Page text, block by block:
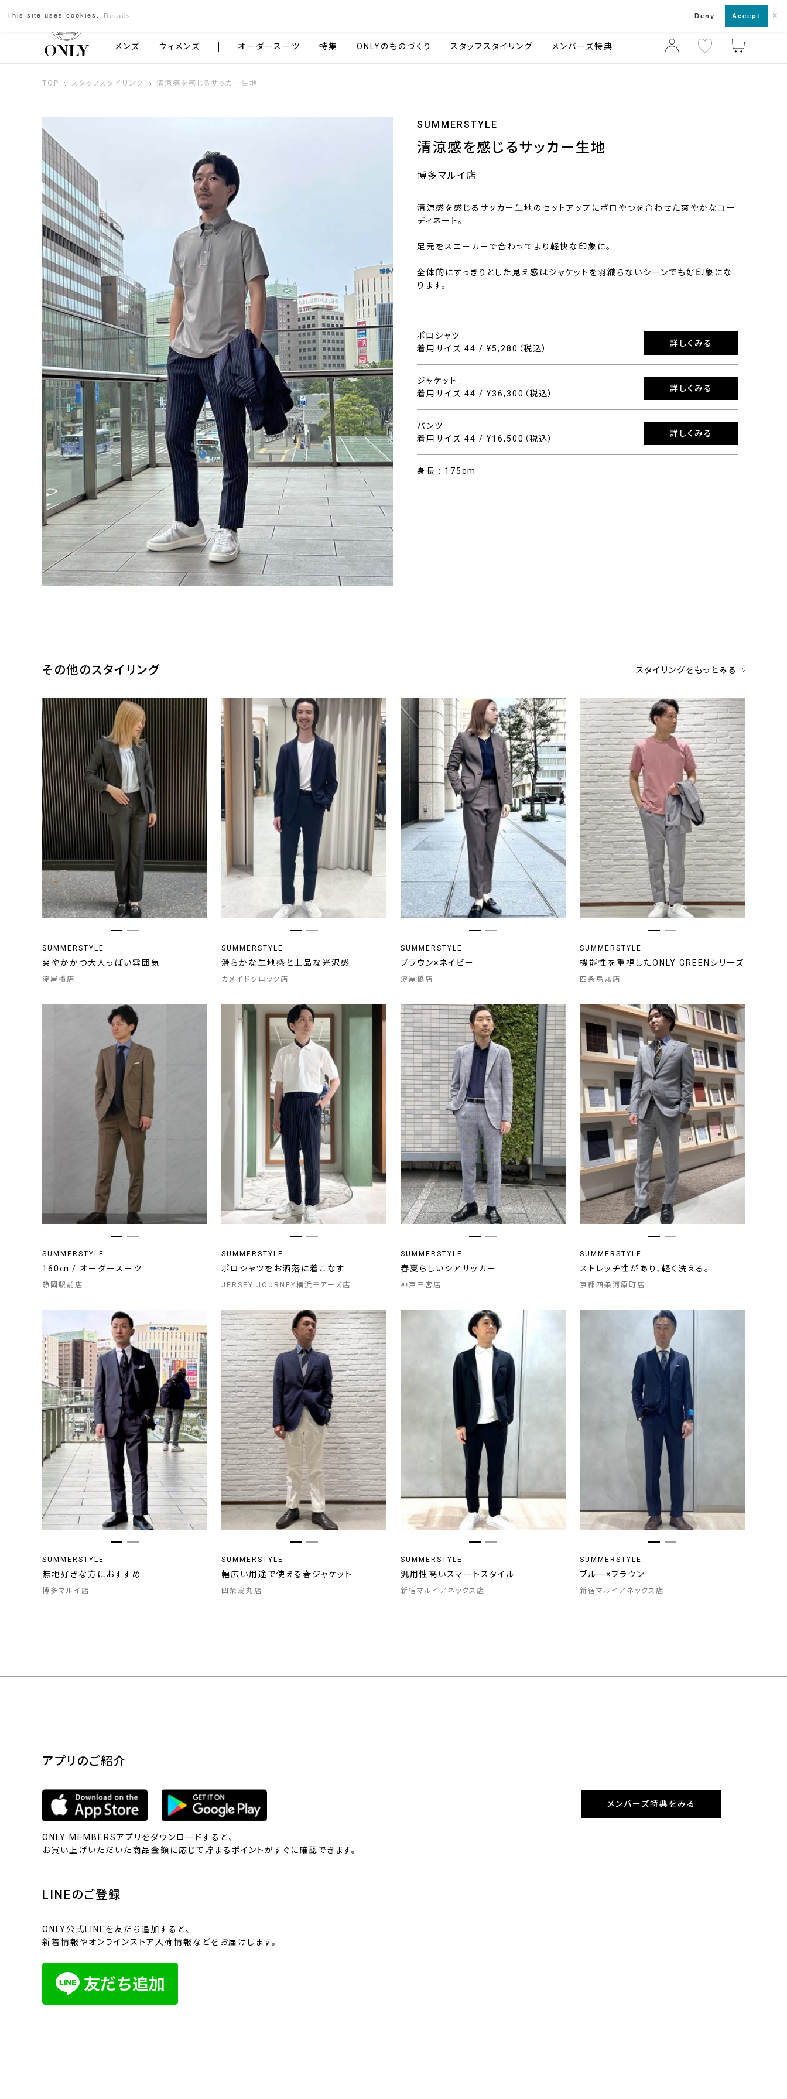
京都発のスーツブランド ONLY 店舗一覧・来店予約
メンズ ウィメンズ オーダースーツ 特集 ONLYのものづくり スタッフスタイリング メンバーズ特典
TOP スタッフスタイリング 清涼感を感じるサッカー生地
SUMMERSTYLE
清涼感を感じるサッカー生地
博多マルイ店
清涼感を感じるサッカー生地のセットアップにポロやつを合わせた爽やかなコー
ディネート。
足元をスニーカーで合わせてより軽快な印象に。
全体的にすっきりとした見え感はジャケットを羽織らないシーンでも好印象にな
ります。
ポロシャツ :
着用サイズ 44 / ¥5,280（税込）
詳しくみる
ジャケット :
着用サイズ 44 / ¥36,300（税込）
詳しくみる
パンツ :
着用サイズ 44 / ¥16,500（税込）
詳しくみる
身長 : 175cm
その他のスタイリング スタイリングをもっとみる
SUMMERSTYLE
爽やかかつ大人っぽい雰囲気
淀屋橋店
SUMMERSTYLE
滑らかな生地感と上品な光沢感
カメイドクロック店
SUMMERSTYLE
ブラウン×ネイビー
淀屋橋店
SUMMERSTYLE
機能性を重視したONLY GREENシリーズ
四条烏丸店
SUMMERSTYLE
160㎝ / オーダースーツ
静岡駅前店
SUMMERSTYLE
ポロシャツをお洒落に着こなす
JERSEY JOURNEY横浜モアーズ店
SUMMERSTYLE
春夏らしいシアサッカー
神戸三宮店
SUMMERSTYLE
ストレッチ性があり、軽く洗える。
京都四条河原町店
SUMMERSTYLE
無地好きな方におすすめ
博多マルイ店
SUMMERSTYLE
幅広い用途で使える春ジャケット
四条烏丸店
SUMMERSTYLE
汎用性高いスマートスタイル
新宿マルイアネックス店
SUMMERSTYLE
ブルー×ブラウン
新宿マルイアネックス店
アプリのご紹介
ONLY MEMBERSアプリをダウンロードすると、
お買い上げいただいた商品金額に応じて貯まるポイントがすぐに確認できます。
メンバーズ特典をみる
LINEのご登録
ONLY公式LINEを友だち追加すると、
新着情報やオンラインストア入荷情報などをお届けします。
This site uses cookies. Details Deny Accept ×